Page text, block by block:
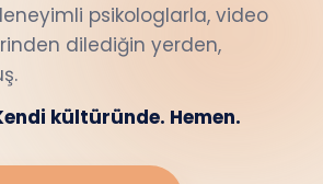
psikologlarla, video
dilediğin yerden,
kültüründe. Hemen.